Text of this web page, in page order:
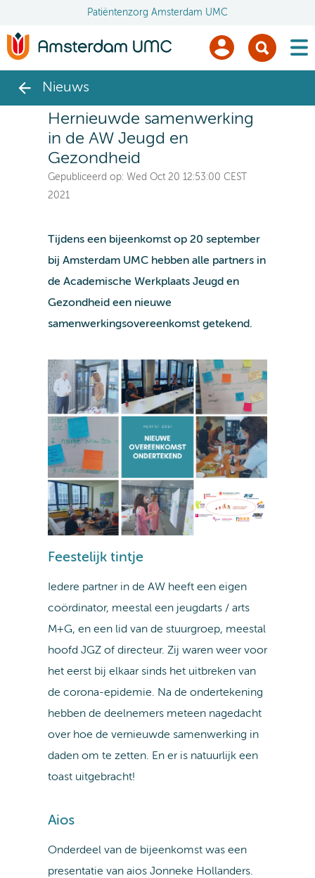
Patiëntenzorg Amsterdam UMC
Nieuws
Hernieuwde samenwerking
in de AW Jeugd en
Gezondheid
Gepubliceerd op: Wed Oct 20 12:53:00 CEST
2021
Tijdens een bijeenkomst op 20 september
bij Amsterdam UMC hebben alle partners in
de Academische Werkplaats Jeugd en
Gezondheid een nieuwe
samenwerkingsovereenkomst getekend.
Feestelijk tintje
Iedere partner in de AW heeft een eigen
coördinator, meestal een jeugdarts / arts
M+G, en een lid van de stuurgroep, meestal
hoofd JGZ of directeur. Zij waren weer voor
het eerst bij elkaar sinds het uitbreken van
de corona-epidemie. Na de ondertekening
hebben de deelnemers meteen nagedacht
over hoe de vernieuwde samenwerking in
daden om te zetten. En er is natuurlijk een
toast uitgebracht!
Aios
Onderdeel van de bijeenkomst was een
presentatie van aios Jonneke Hollanders.